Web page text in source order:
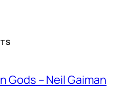
Gods – Neil Gaiman